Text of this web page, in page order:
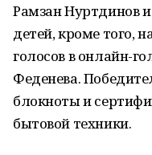
Рамзан Нуртдинов
детей, кроме того,
голосов в онлайн-
Феденева.
блокноты и
бытовой техники.